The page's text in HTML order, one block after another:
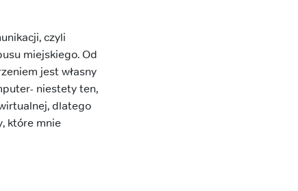
czyli
miejskiego. Od
jest własny
niestety ten,
dlatego
które mnie